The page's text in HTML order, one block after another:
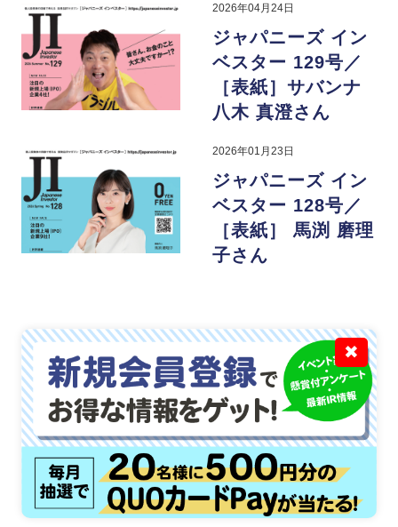
2026年04月24日
ジャパニーズ イン
ベスター 129号／
［表紙］サバンナ
八木 真澄さん
2026年01月23日
ジャパニーズ イン
ベスター 128号／
［表紙］ 馬渕 磨理
子さん
会員メニュー
ジャパニーズ インベスターとは?
✖